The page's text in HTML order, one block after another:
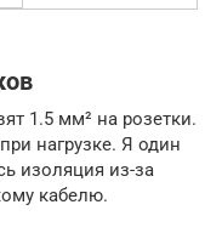
1.5 мм² на розетки.
нагрузке. Я один
изоляция из-за
кабелю.